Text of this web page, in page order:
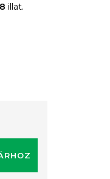
illat.